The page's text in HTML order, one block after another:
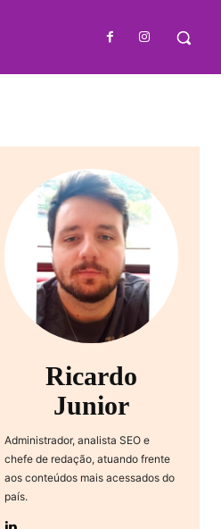
Ricardo
Junior
Administrador, analista SEO e
chefe de redação, atuando frente
aos conteúdos mais acessados do
país.